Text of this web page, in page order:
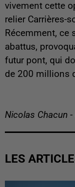
vivement cette
relier Carrières-
Récemment, ce
abattus,
futur pont, qui
de 200 millions
Nicolas Chacun
LES